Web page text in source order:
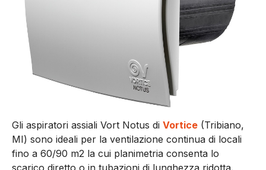
Gli aspiratori assiali Vort Notus di Vortice (Tribiano,
MI) sono ideali per la ventilazione continua di locali
fino a 60/90 m2 la cui planimetria consenta lo